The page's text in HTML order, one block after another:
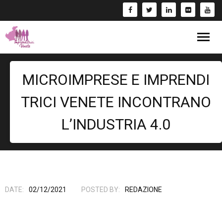
Libri
MICROIMPRESE E IMPRENDI
TRICI VENETE INCONTRANO
L’INDUSTRIA 4.0
DATE: 02/12/2021 POSTED BY:
REDAZIONE